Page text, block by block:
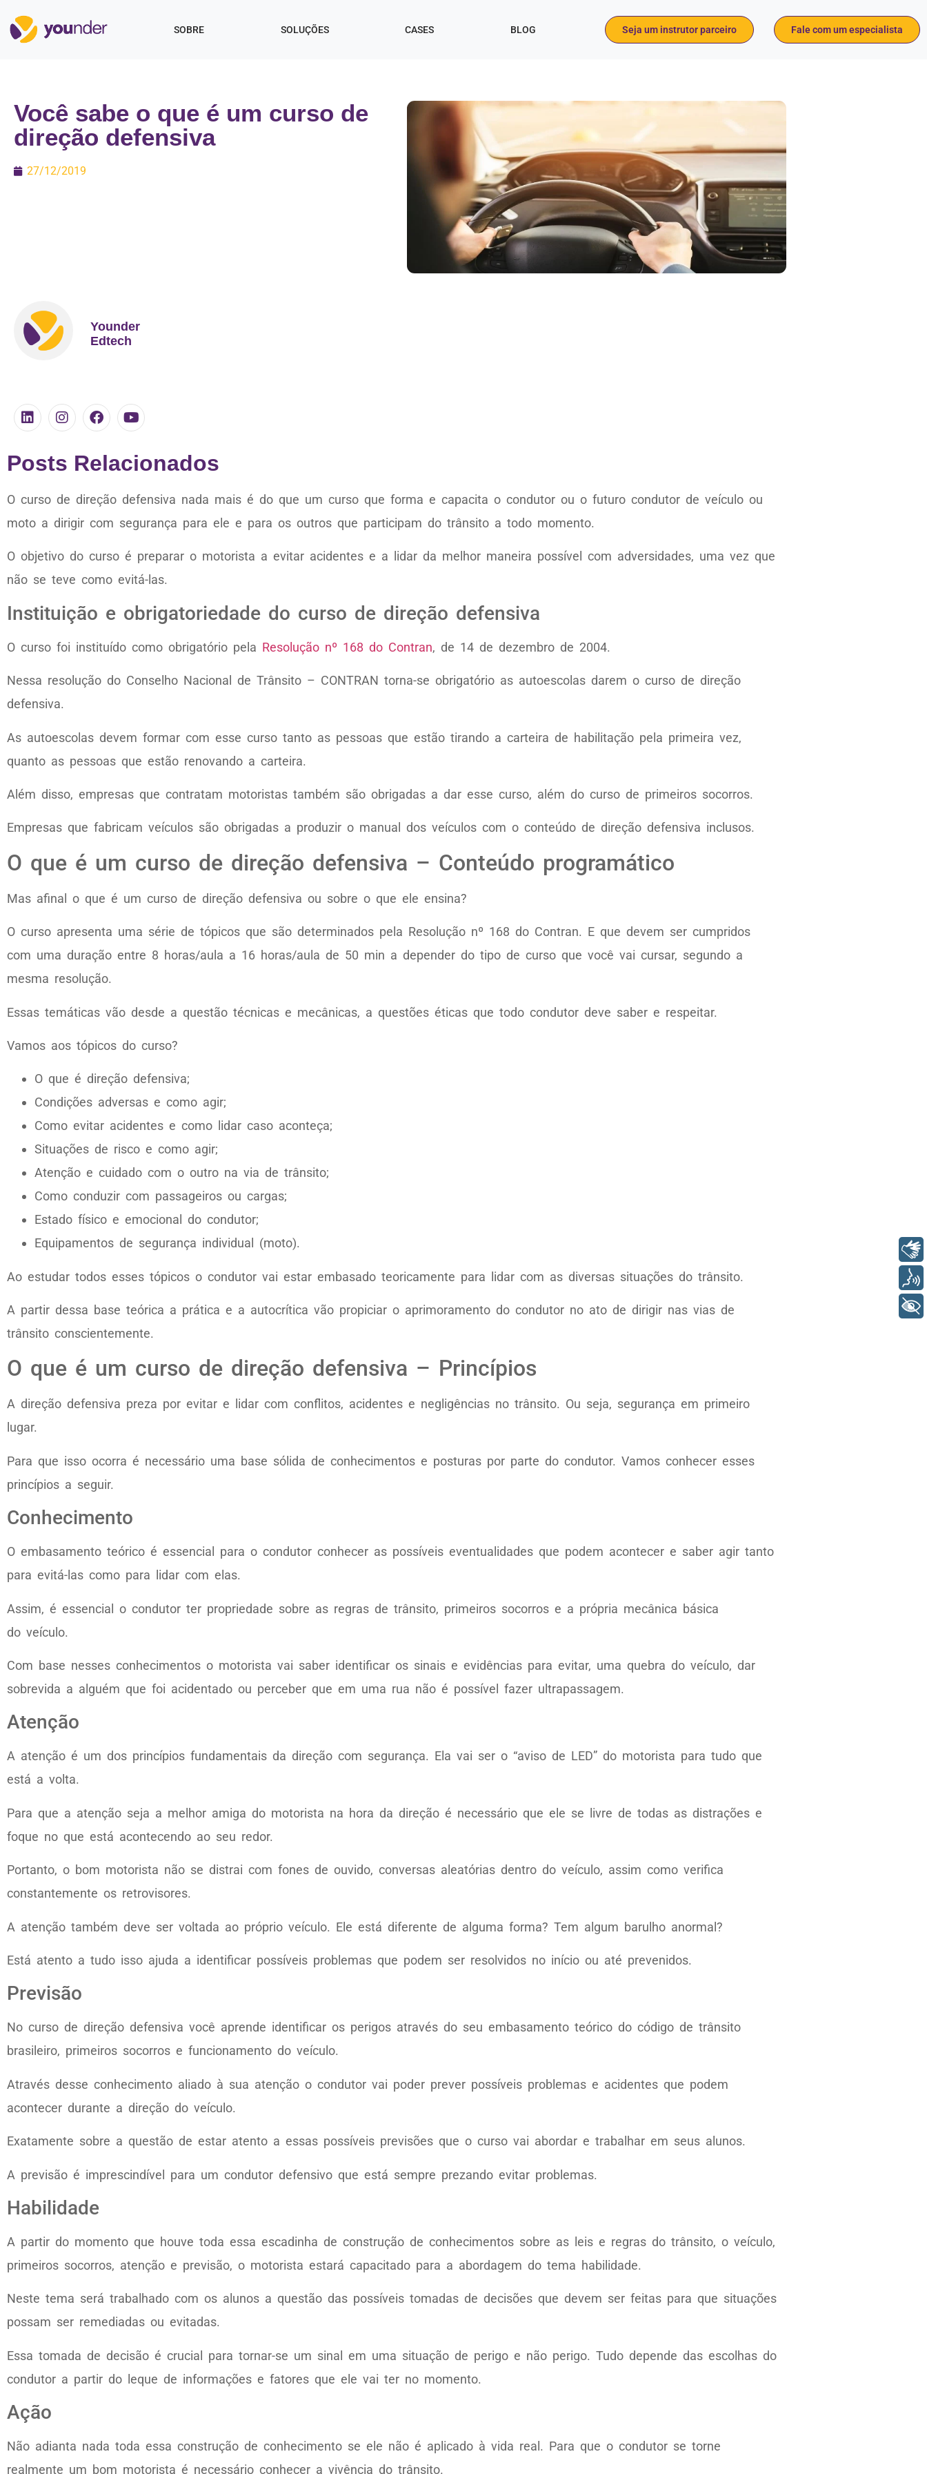
SOBRE SOLUÇÕES CASES BLOG Seja um instrutor parceiro Fale com um especialista
Você sabe o que é um curso de
direção defensiva
27/12/2019
Younder
Edtech
Posts Relacionados
O curso de direção defensiva nada mais é do que um curso que forma e capacita o condutor ou o futuro condutor de veículo ou
moto a dirigir com segurança para ele e para os outros que participam do trânsito a todo momento.
O objetivo do curso é preparar o motorista a evitar acidentes e a lidar da melhor maneira possível com adversidades, uma vez que
não se teve como evitá-las.
Instituição e obrigatoriedade do curso de direção defensiva
O curso foi instituído como obrigatório pela Resolução nº 168 do Contran, de 14 de dezembro de 2004.
Nessa resolução do Conselho Nacional de Trânsito – CONTRAN torna-se obrigatório as autoescolas darem o curso de direção
defensiva.
As autoescolas devem formar com esse curso tanto as pessoas que estão tirando a carteira de habilitação pela primeira vez,
quanto as pessoas que estão renovando a carteira.
Além disso, empresas que contratam motoristas também são obrigadas a dar esse curso, além do curso de primeiros socorros.
Empresas que fabricam veículos são obrigadas a produzir o manual dos veículos com o conteúdo de direção defensiva inclusos.
O que é um curso de direção defensiva – Conteúdo programático
Mas afinal o que é um curso de direção defensiva ou sobre o que ele ensina?
O curso apresenta uma série de tópicos que são determinados pela Resolução nº 168 do Contran. E que devem ser cumpridos
com uma duração entre 8 horas/aula a 16 horas/aula de 50 min a depender do tipo de curso que você vai cursar, segundo a
mesma resolução.
Essas temáticas vão desde a questão técnicas e mecânicas, a questões éticas que todo condutor deve saber e respeitar.
Vamos aos tópicos do curso?
O que é direção defensiva;
Condições adversas e como agir;
Como evitar acidentes e como lidar caso aconteça;
Situações de risco e como agir;
Atenção e cuidado com o outro na via de trânsito;
Como conduzir com passageiros ou cargas;
Estado físico e emocional do condutor;
Equipamentos de segurança individual (moto).
Ao estudar todos esses tópicos o condutor vai estar embasado teoricamente para lidar com as diversas situações do trânsito.
A partir dessa base teórica a prática e a autocrítica vão propiciar o aprimoramento do condutor no ato de dirigir nas vias de
trânsito conscientemente.
O que é um curso de direção defensiva – Princípios
A direção defensiva preza por evitar e lidar com conflitos, acidentes e negligências no trânsito. Ou seja, segurança em primeiro
lugar.
Para que isso ocorra é necessário uma base sólida de conhecimentos e posturas por parte do condutor. Vamos conhecer esses
princípios a seguir.
Conhecimento
O embasamento teórico é essencial para o condutor conhecer as possíveis eventualidades que podem acontecer e saber agir tanto
para evitá-las como para lidar com elas.
Assim, é essencial o condutor ter propriedade sobre as regras de trânsito, primeiros socorros e a própria mecânica básica
do veículo.
Com base nesses conhecimentos o motorista vai saber identificar os sinais e evidências para evitar, uma quebra do veículo, dar
sobrevida a alguém que foi acidentado ou perceber que em uma rua não é possível fazer ultrapassagem.
Atenção
A atenção é um dos princípios fundamentais da direção com segurança. Ela vai ser o “aviso de LED” do motorista para tudo que
está a volta.
Para que a atenção seja a melhor amiga do motorista na hora da direção é necessário que ele se livre de todas as distrações e
foque no que está acontecendo ao seu redor.
Portanto, o bom motorista não se distrai com fones de ouvido, conversas aleatórias dentro do veículo, assim como verifica
constantemente os retrovisores.
A atenção também deve ser voltada ao próprio veículo. Ele está diferente de alguma forma? Tem algum barulho anormal?
Está atento a tudo isso ajuda a identificar possíveis problemas que podem ser resolvidos no início ou até prevenidos.
Previsão
No curso de direção defensiva você aprende identificar os perigos através do seu embasamento teórico do código de trânsito
brasileiro, primeiros socorros e funcionamento do veículo.
Através desse conhecimento aliado à sua atenção o condutor vai poder prever possíveis problemas e acidentes que podem
acontecer durante a direção do veículo.
Exatamente sobre a questão de estar atento a essas possíveis previsões que o curso vai abordar e trabalhar em seus alunos.
A previsão é imprescindível para um condutor defensivo que está sempre prezando evitar problemas.
Habilidade
A partir do momento que houve toda essa escadinha de construção de conhecimentos sobre as leis e regras do trânsito, o veículo,
primeiros socorros, atenção e previsão, o motorista estará capacitado para a abordagem do tema habilidade.
Neste tema será trabalhado com os alunos a questão das possíveis tomadas de decisões que devem ser feitas para que situações
possam ser remediadas ou evitadas.
Essa tomada de decisão é crucial para tornar-se um sinal em uma situação de perigo e não perigo. Tudo depende das escolhas do
condutor a partir do leque de informações e fatores que ele vai ter no momento.
Ação
Não adianta nada toda essa construção de conhecimento se ele não é aplicado à vida real. Para que o condutor se torne
realmente um bom motorista é necessário conhecer a vivência do trânsito.